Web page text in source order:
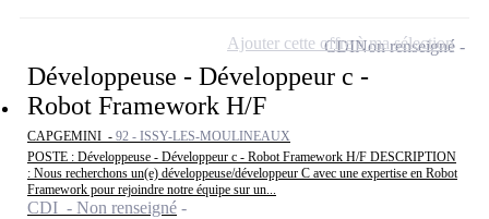
Développeuse - Développeur c -
Robot Framework H/F
CAPGEMINI - 92 - ISSY-LES-MOULINEAUX
POSTE : Développeuse - Développeur c - Robot Framework H/F DESCRIPTION
: Nous recherchons un(e) développeuse/développeur C avec une expertise en Robot
Framework pour rejoindre notre équipe sur un...
CDI - Non renseigné
CDINon renseigné
Ajouter cette offre à ma sélection